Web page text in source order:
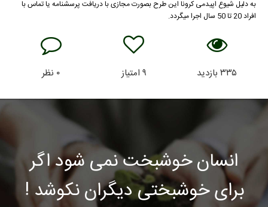
به دلیل شیوع اپیدمی کرونا این طرح بصورت مجازی با دریافت پرسشنامه یا تماس با
افراد 20 تا 50 سال اجرا میگردد.
۳۳۵بازدید ۹ امتیاز ۰ نظر
انسان خوشبخت نمی شود اگر
برای خوشبختی دیگران نکوشد !